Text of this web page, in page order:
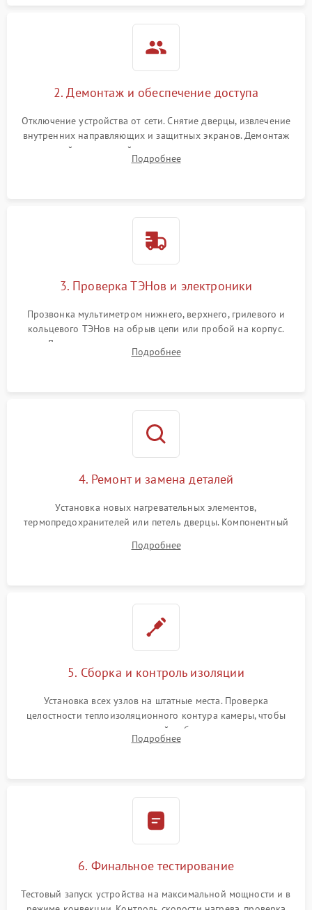
2. Демонтаж и обеспечение доступа
Отключение устройства от сети. Снятие дверцы, извлечение
внутренних направляющих и защитных экранов. Демонтаж
задней или верхней панели для прямого доступа к
нагревательным элементам, плате и вентиляторам.
Подробнее
3. Проверка ТЭНов и электроники
Прозвонка мультиметром нижнего, верхнего, грилевого и
кольцевого ТЭНов на обрыв цепи или пробой на корпус.
Диагностика термостата, датчиков температуры,
переключателя режимов и мотора конвекции.
Подробнее
4. Ремонт и замена деталей
Установка новых нагревательных элементов,
термопредохранителей или петель дверцы. Компонентный
выгоревших реле, восстановление контактов и замена
Подробнее
5. Сборка и контроль изоляции
Установка всех узлов на штатные места. Проверка
целостности теплоизоляционного контура камеры, чтобы
исключить перегрев кухонной мебели и потерю тепла.
Надежная фиксация клемм и сборка корпуса шкафа.
Подробнее
6. Финальное тестирование
Тестовый запуск устройства на максимальной мощности и в